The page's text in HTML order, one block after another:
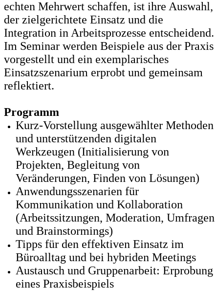
echten Mehrwert schaffen, ist ihre Auswahl,
der zielgerichtete Einsatz und die
Integration in Arbeitsprozesse entscheidend.
Im Seminar werden Beispiele aus der Praxis
vorgestellt und ein exemplarisches
Einsatzszenarium erprobt und gemeinsam
reflektiert.
Programm
Kurz-Vorstellung ausgewählter Methoden
und unterstützenden digitalen
Werkzeugen (Initialisierung von
Projekten, Begleitung von
Veränderungen, Finden von Lösungen)
Anwendungsszenarien für
Kommunikation und Kollaboration
(Arbeitssitzungen, Moderation, Umfragen
und Brainstormings)
Tipps für den effektiven Einsatz im
Büroalltag und bei hybriden Meetings
Austausch und Gruppenarbeit: Erprobung
eines Praxisbeispiels